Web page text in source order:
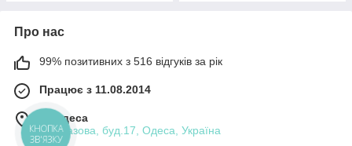
Про нас
99% позитивних з 516 відгуків за рік
Працює з 11.08.2014
м. Одеса
вул.Базова, буд.17, Одеса, Україна
КНОПКА
ЗВ'ЯЗКУ